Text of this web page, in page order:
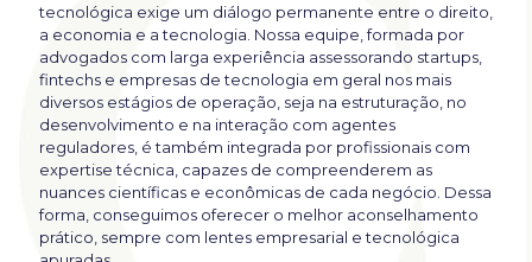
tecnológica exige um diálogo permanente entre o direito,
a economia e a tecnologia. Nossa equipe, formada por
advogados com larga experiência assessorando startups,
fintechs e empresas de tecnologia em geral nos mais
diversos estágios de operação, seja na estruturação, no
desenvolvimento e na interação com agentes
reguladores, é também integrada por profissionais com
expertise técnica, capazes de compreenderem as
nuances científicas e econômicas de cada negócio. Dessa
forma, conseguimos oferecer o melhor aconselhamento
prático, sempre com lentes empresarial e tecnológica